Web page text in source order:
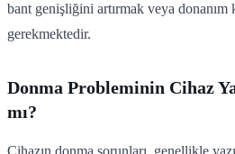
bant genişliğini artırmak veya
gerekmektedir.
Donma Probleminin Cihaz
mı?